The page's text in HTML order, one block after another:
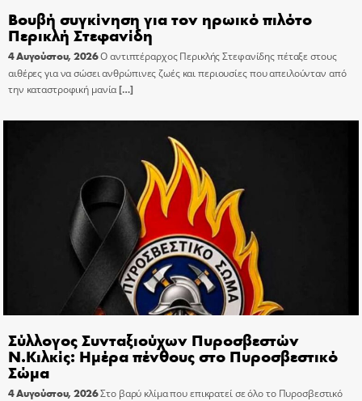
Βουβή συγκίνηση για τον ηρωικό πιλότο
Περικλή Στεφανίδη
4 Αυγούστου, 2026Ο αντιπτέραρχος Περικλής Στεφανίδης πέταξε στους
αιθέρες για να σώσει ανθρώπινες ζωές και περιουσίες που απειλούνταν από
την καταστροφική μανία[…]
Σύλλογος Συνταξιούχων Πυροσβεστών
Ν.Κιλκίς: Ημέρα πένθους στο Πυροσβεστικό
Σώμα
4 Αυγούστου, 2026Στο βαρύ κλίμα που επικρατεί σε όλο το Πυροσβεστικό